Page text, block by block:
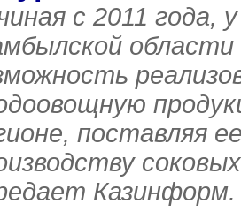
с 2011 года,
области
поставляя
Казинформ.